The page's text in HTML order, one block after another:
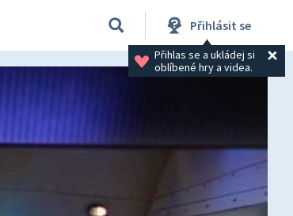
Přihlásit se
Přihlas se a ukládej si
oblíbené hry a videa.